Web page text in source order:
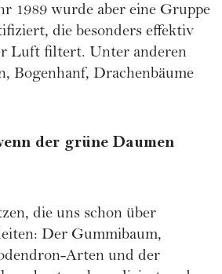
1989 wurde aber eine Gruppe
die besonders effektiv
Luft filtert. Unter anderen
Bogenhanf, Drachenbäume
der grüne Daumen
die uns schon über
Der Gummibaum,
Arten und der